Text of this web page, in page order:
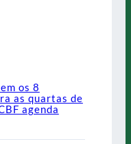
os 8
as quartas de
agenda